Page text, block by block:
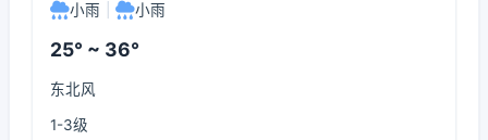
小雨 小雨
25° ~ 36°
东北风
1-3级